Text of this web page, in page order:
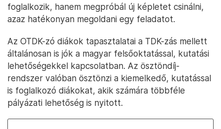
foglalkozik, hanem megpróbál új képletet csinálni,
azaz hatékonyan megoldani egy feladatot.
Az OTDK-zó diákok tapasztalatai a TDK-zás mellett
általánosan is jók a magyar felsőoktatással, kutatási
lehetőségekkel kapcsolatban. Az ösztöndíj-
rendszer valóban ösztönzi a kiemelkedő, kutatással
is foglalkozó diákokat, akik számára többféle
pályázati lehetőség is nyitott.